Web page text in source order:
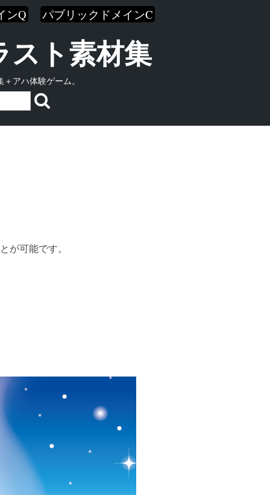
ンQ パブリックドメインC
スト素材集
アハ体験ゲーム。
が可能です。